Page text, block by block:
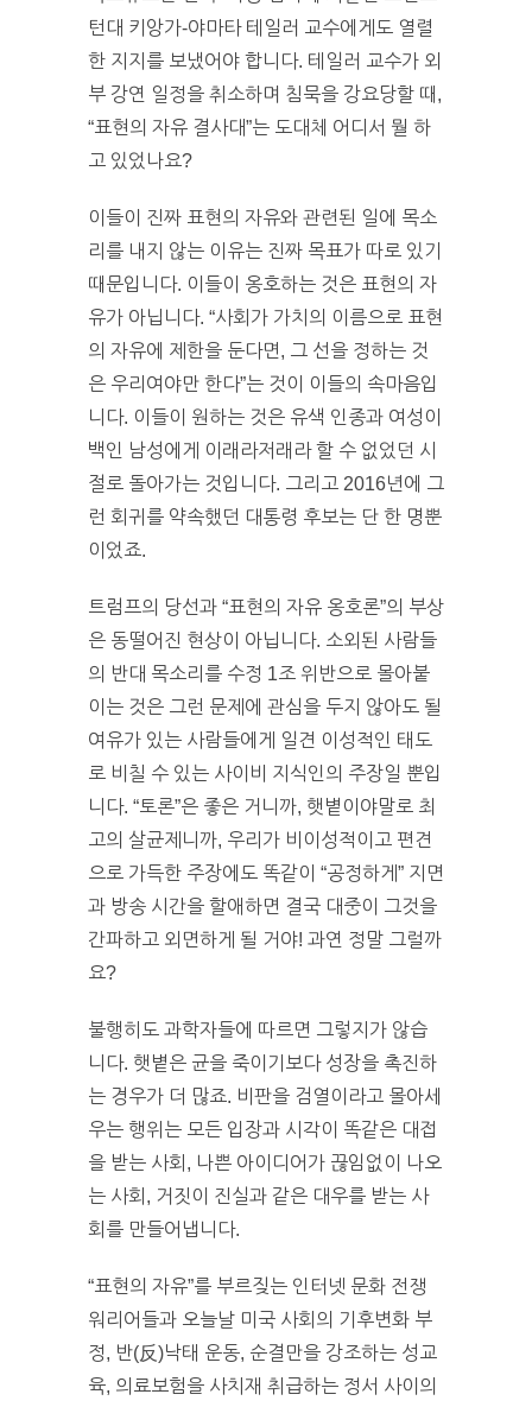
턴대 키앙가-야마타 테일러 교수에게도 열렬
한 지지를 보냈어야 합니다. 테일러 교수가 외
부 강연 일정을 취소하며 침묵을 강요당할 때,
“표현의 자유 결사대”는 도대체 어디서 뭘 하
고 있었나요?
이들이 진짜 표현의 자유와 관련된 일에 목소
리를 내지 않는 이유는 진짜 목표가 따로 있기
때문입니다. 이들이 옹호하는 것은 표현의 자
유가 아닙니다. “사회가 가치의 이름으로 표현
의 자유에 제한을 둔다면, 그 선을 정하는 것
은 우리여야만 한다”는 것이 이들의 속마음입
니다. 이들이 원하는 것은 유색 인종과 여성이
백인 남성에게 이래라저래라 할 수 없었던 시
절로 돌아가는 것입니다. 그리고 2016년에 그
런 회귀를 약속했던 대통령 후보는 단 한 명뿐
이었죠.
트럼프의 당선과 “표현의 자유 옹호론”의 부상
은 동떨어진 현상이 아닙니다. 소외된 사람들
의 반대 목소리를 수정 1조 위반으로 몰아붙
이는 것은 그런 문제에 관심을 두지 않아도 될
여유가 있는 사람들에게 일견 이성적인 태도
로 비칠 수 있는 사이비 지식인의 주장일 뿐입
니다. “토론”은 좋은 거니까, 햇볕이야말로 최
고의 살균제니까, 우리가 비이성적이고 편견
으로 가득한 주장에도 똑같이 “공정하게” 지면
과 방송 시간을 할애하면 결국 대중이 그것을
간파하고 외면하게 될 거야! 과연 정말 그럴까
요?
불행히도 과학자들에 따르면 그렇지가 않습
니다. 햇볕은 균을 죽이기보다 성장을 촉진하
는 경우가 더 많죠. 비판을 검열이라고 몰아세
우는 행위는 모든 입장과 시각이 똑같은 대접
을 받는 사회, 나쁜 아이디어가 끊임없이 나오
는 사회, 거짓이 진실과 같은 대우를 받는 사
회를 만들어냅니다.
“표현의 자유”를 부르짖는 인터넷 문화 전쟁
워리어들과 오늘날 미국 사회의 기후변화 부
정, 반(反)낙태 운동, 순결만을 강조하는 성교
육, 의료보험을 사치재 취급하는 정서 사이의